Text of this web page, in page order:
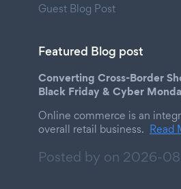
Guest Blog Post
Featured Blog post
Converting Cross-Border
Black Friday & Cyber
Online commerce is an
overall retail business. Read
Posted by on 2026-